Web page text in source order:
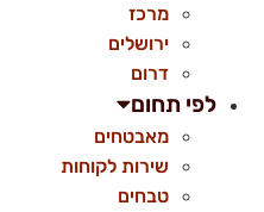
מרכז
ירושלים
דרום
לפי תחום
מאבטחים
שירות לקוחות
טבחים